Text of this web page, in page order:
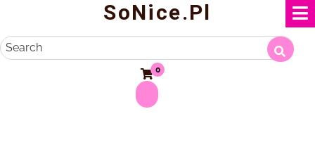
content
SoNice.pl
Search
0